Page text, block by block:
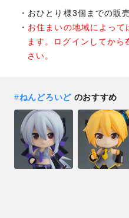
おひとり様3個までの販
お住まいの地域によっ
ます。ログインしてか
さい。
#ねんどろいどのおすすめ